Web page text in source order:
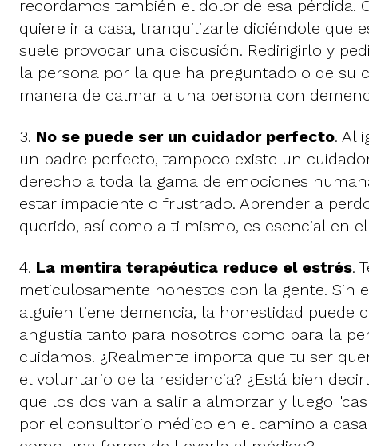
recordamos también el dolor de esa pérdida.
quiere ir a casa, tranquilizarle diciéndole que
suele provocar una discusión. Redirigirlo y
la persona por la que ha preguntado o de su
manera de calmar a una persona con
3. No se puede ser un cuidador perfecto. Al
un padre perfecto, tampoco existe un
derecho a toda la gama de emociones
estar impaciente o frustrado. Aprender a
querido, así como a ti mismo, es esencial en
4. La mentira terapéutica reduce el estrés.
meticulosamente honestos con la gente. Sin
alguien tiene demencia, la honestidad puede
angustia tanto para nosotros como para la
cuidamos. ¿Realmente importa que tu ser
el voluntario de la residencia? ¿Está bien
que los dos van a salir a almorzar y luego
por el consultorio médico en el camino a